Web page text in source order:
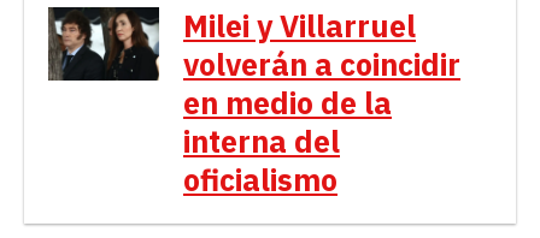
Milei y Villarruel
volverán a coincidir
en medio de la
interna del
oficialismo